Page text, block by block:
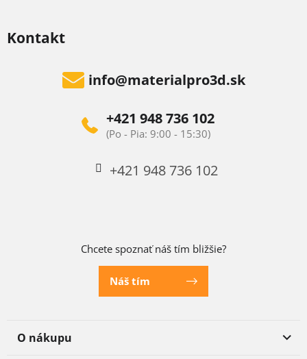
Kontakt
info@materialpro3d.sk
+421 948 736 102
+421 948 736 102
Chcete spoznať náš tím bližšie?
Náš tím
O nákupu